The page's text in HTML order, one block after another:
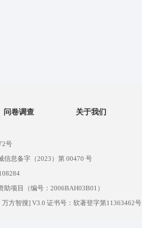
问卷调查 关于我们
号
息备字（2023）第 00470 号
项目（编号：2006BAH03B01）
方智搜] V3.0 证书号：软著登字第11363462号